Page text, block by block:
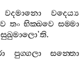
වදමානො
වදෙය්‍ය
තං භික‍්ඛවෙ සම‍්මා
’ති.
පුග‍්ගලා
සන‍්තො